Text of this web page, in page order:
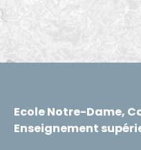
Ecole Notre-Dame,
Enseignement